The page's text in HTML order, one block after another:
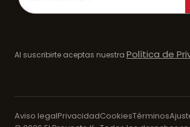
Al suscribirte aceptas nuestra Política de
Aviso legalPrivacidadCookiesTérminos